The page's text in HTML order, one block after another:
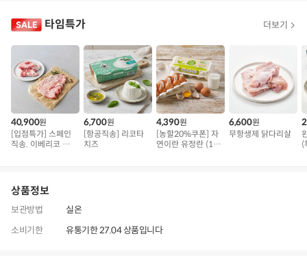
타임특가 더보기
40,900원
[입점특가] 스페인
직송. 이베리코 삼
6,700원
[항공직송] 리코타
치즈
4,390원
[농할20%쿠폰] 자
연이란 유정란 (10
6,600원
무항생제 닭다리살
(
상품정보
보관방법
실온
소비기한
유통기한 27.04 상품입니다